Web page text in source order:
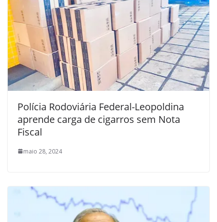
Polícia Rodoviária Federal-Leopoldina
aprende carga de cigarros sem Nota
Fiscal
maio 28, 2024